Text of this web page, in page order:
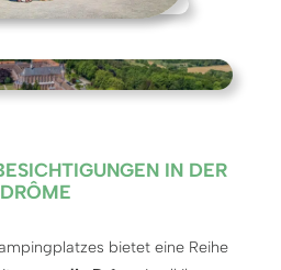
IN DER
DRÔME
bietet eine Reihe